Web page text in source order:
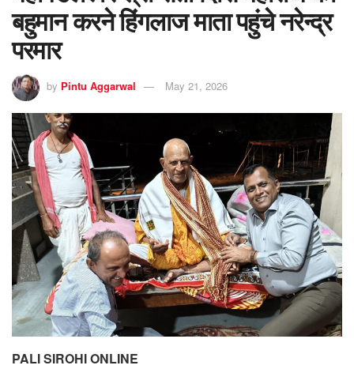
बहुमान करने हिंगलाज माता पहुंचे नरेन्द्र
परमार
by Pintu Aggarwal May 21, 2026
PALI SIROHI ONLINE